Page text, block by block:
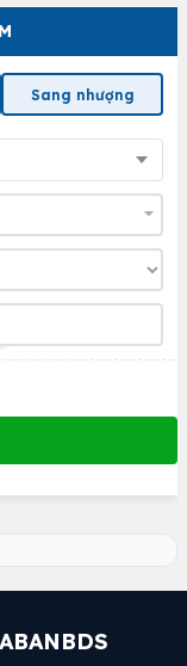
Sang nhượng